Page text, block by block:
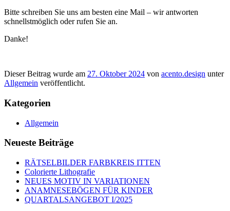
Bitte schreiben Sie uns am besten eine Mail – wir antworten
schnellstmöglich oder rufen Sie an.
Danke!
Dieser Beitrag wurde am 27. Oktober 2024 von acento.design unter
Allgemein veröffentlicht.
Kategorien
Allgemein
Neueste Beiträge
RÄTSELBILDER FARBKREIS ITTEN
Colorierte Lithografie
NEUES MOTIV IN VARIATIONEN
ANAMNESEBÖGEN FÜR KINDER
QUARTALSANGEBOT I/2025